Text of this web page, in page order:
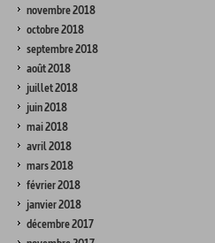
novembre 2018
octobre 2018
septembre 2018
août 2018
juillet 2018
juin 2018
mai 2018
avril 2018
mars 2018
février 2018
janvier 2018
décembre 2017